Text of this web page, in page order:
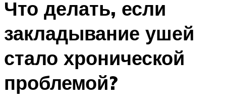
Что делать, если
закладывание ушей
стало хронической
проблемой?